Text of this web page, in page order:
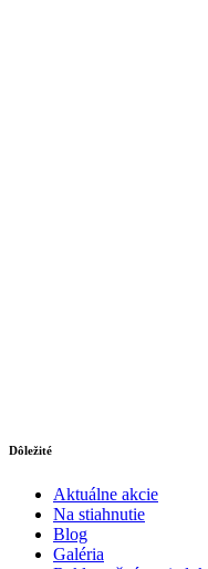
Dôležité
Aktuálne akcie
Na stiahnutie
Blog
Galéria